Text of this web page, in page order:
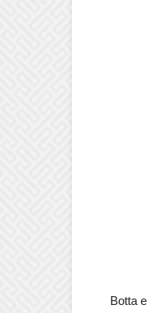
Botta